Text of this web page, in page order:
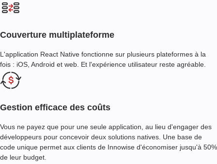
Couverture multiplateforme
L'application React Native fonctionne sur plusieurs plateformes à la
fois : iOS, Android et web. Et l'expérience utilisateur reste agréable.
Gestion efficace des coûts
Vous ne payez que pour une seule application, au lieu d'engager des
développeurs pour concevoir deux solutions natives. Une base de
code unique permet aux clients de Innowise d'économiser jusqu'à 50%
de leur budget.